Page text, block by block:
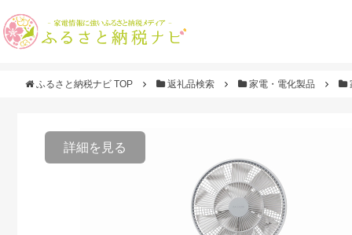
ふるさと納税ナビ TOP 返礼品検索 家電・電化製品
詳細を見る